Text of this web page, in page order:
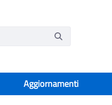
Aggiornamenti